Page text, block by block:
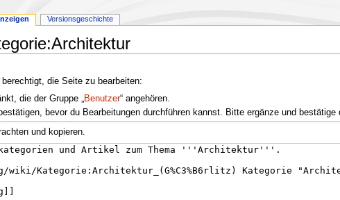
die Seite zu bearbeiten:
die der Gruppe „Benutzer“ angehören.
bevor du Bearbeitungen durchführen kannst. Bitte ergänze und
und kopieren.
Versionsgeschichte